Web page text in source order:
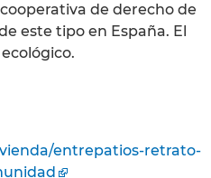
de derecho de
este tipo en España. El
entrepatios-retrato-